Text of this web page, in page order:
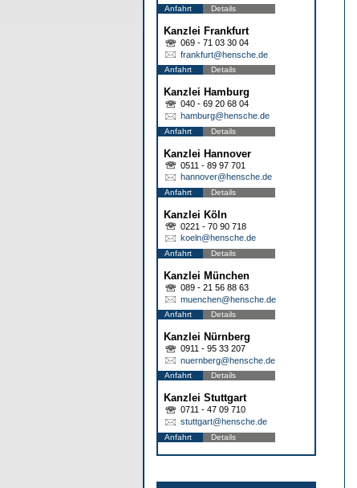
Anfahrt Details
Kanzlei Frankfurt
069 - 71 03 30 04
frankfurt@hensche.de
Anfahrt Details
Kanzlei Hamburg
040 - 69 20 68 04
hamburg@hensche.de
Anfahrt Details
Kanzlei Hannover
0511 - 89 97 701
hannover@hensche.de
Anfahrt Details
Kanzlei Köln
0221 - 70 90 718
koeln@hensche.de
Anfahrt Details
Kanzlei München
089 - 21 56 88 63
muenchen@hensche.de
Anfahrt Details
Kanzlei Nürnberg
0911 - 95 33 207
nuernberg@hensche.de
Anfahrt Details
Kanzlei Stuttgart
0711 - 47 09 710
stuttgart@hensche.de
Anfahrt Details